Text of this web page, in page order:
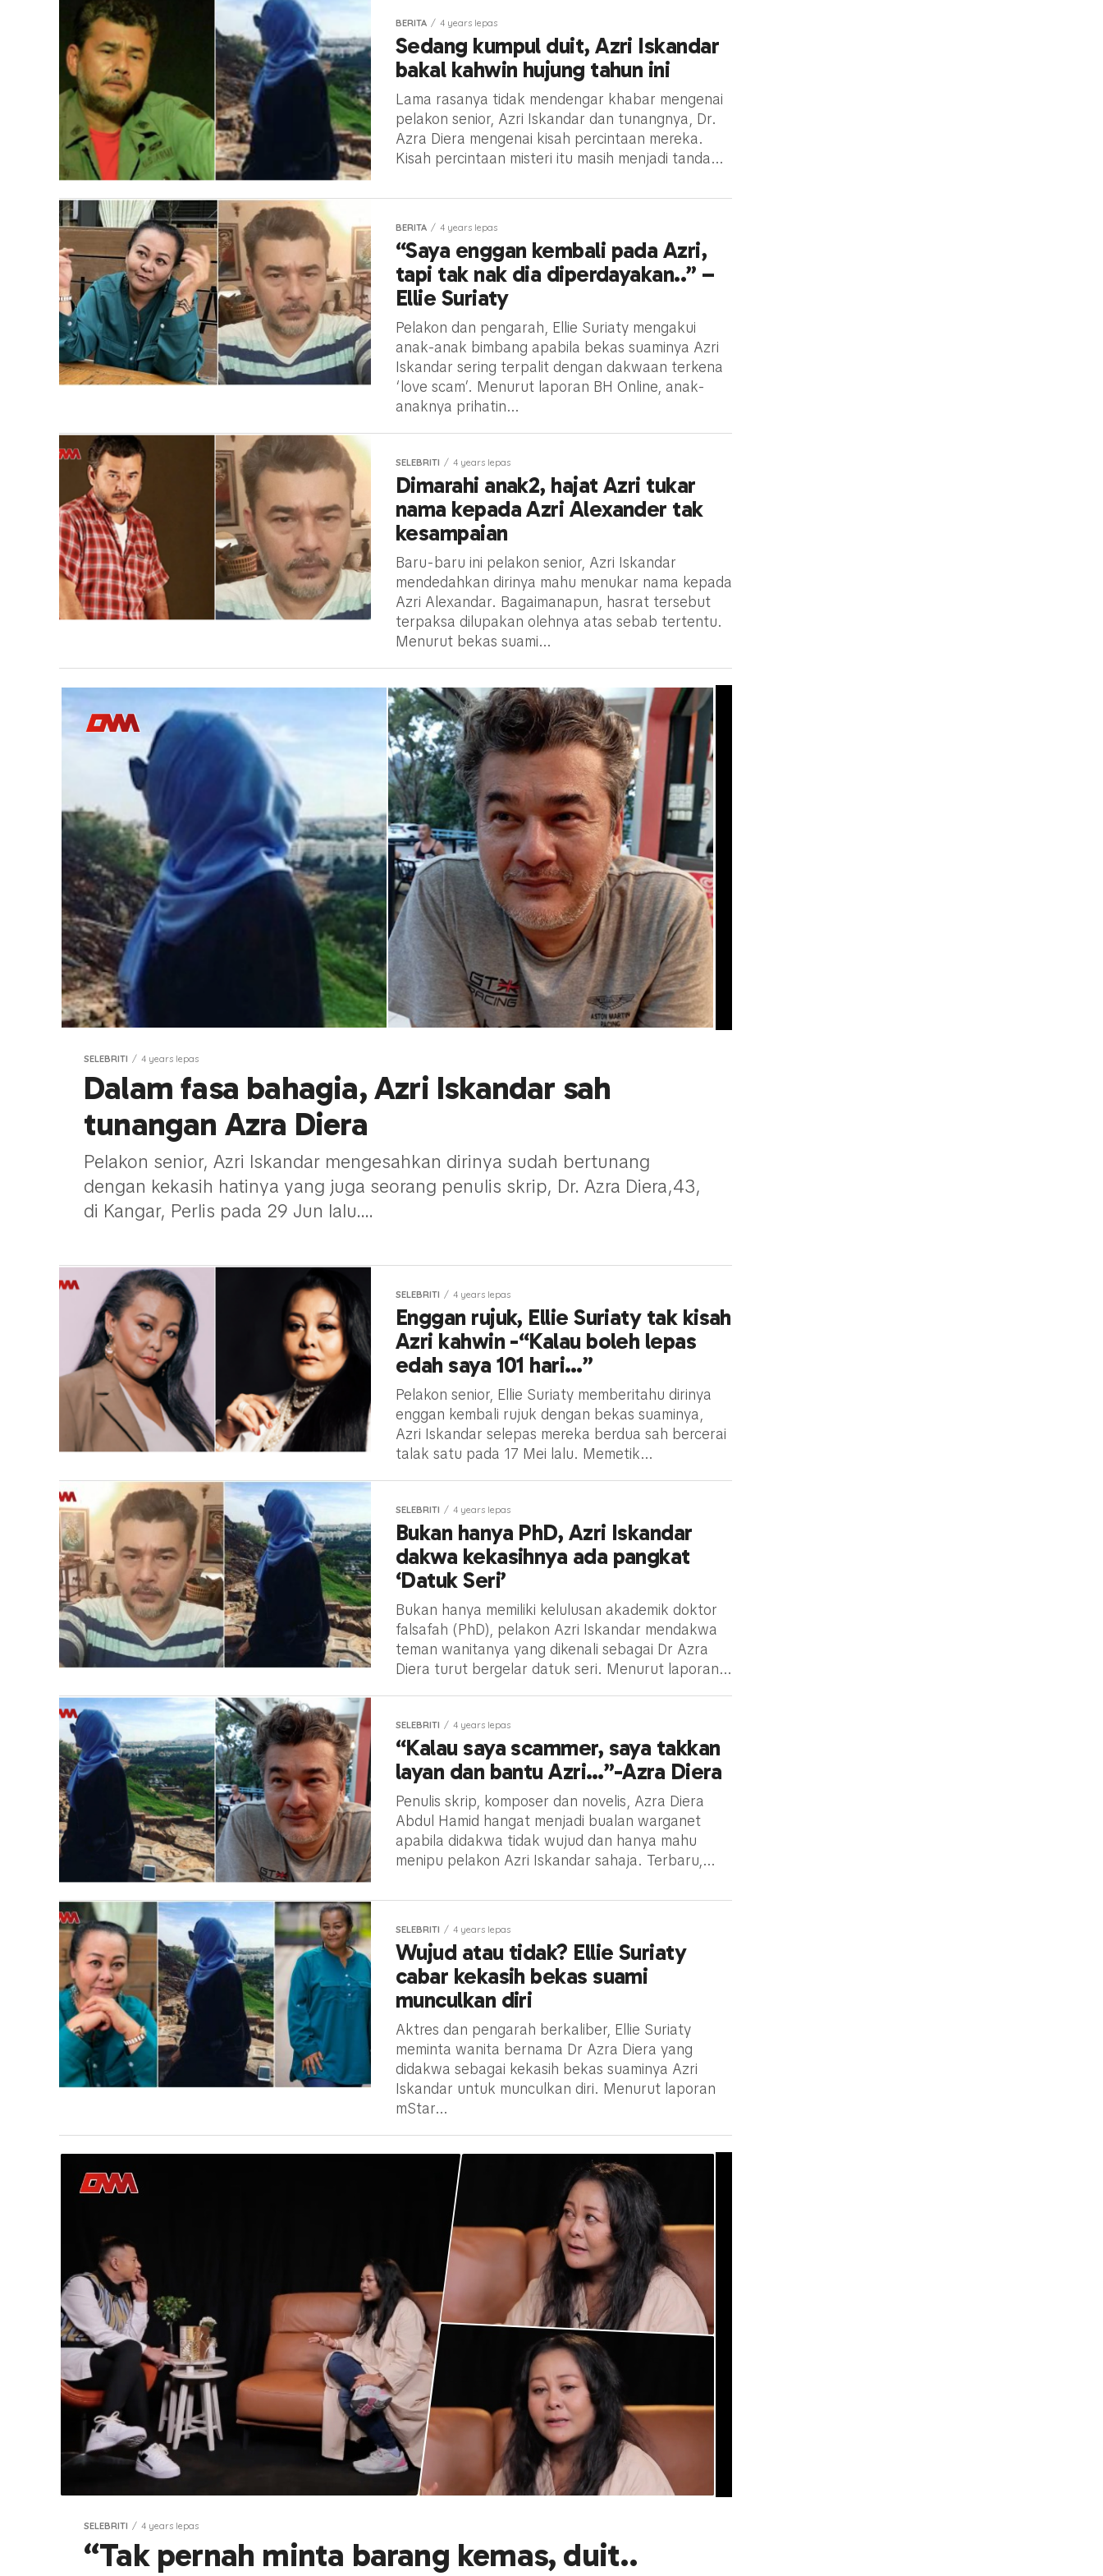
BERITA 4 years lepas
Sedang kumpul duit, Azri Iskandar
bakal kahwin hujung tahun ini
Lama rasanya tidak mendengar khabar mengenai
pelakon senior, Azri Iskandar dan tunangnya, Dr.
Azra Diera mengenai kisah percintaan mereka.
Kisah percintaan misteri itu masih menjadi tanda...
BERITA 4 years lepas
“Saya enggan kembali pada Azri,
tapi tak nak dia diperdayakan..” –
Ellie Suriaty
Pelakon dan pengarah, Ellie Suriaty mengakui
anak-anak bimbang apabila bekas suaminya Azri
Iskandar sering terpalit dengan dakwaan terkena
‘love scam’. Menurut laporan BH Online, anak-
anaknya prihatin...
SELEBRITI 4 years lepas
Dimarahi anak2, hajat Azri tukar
nama kepada Azri Alexander tak
kesampaian
Baru-baru ini pelakon senior, Azri Iskandar
mendedahkan dirinya mahu menukar nama kepada
Azri Alexandar. Bagaimanapun, hasrat tersebut
terpaksa dilupakan olehnya atas sebab tertentu.
Menurut bekas suami...
SELEBRITI 4 years lepas
Dalam fasa bahagia, Azri Iskandar sah
tunangan Azra Diera
Pelakon senior, Azri Iskandar mengesahkan dirinya sudah bertunang
dengan kekasih hatinya yang juga seorang penulis skrip, Dr. Azra Diera,43,
di Kangar, Perlis pada 29 Jun lalu....
SELEBRITI 4 years lepas
Enggan rujuk, Ellie Suriaty tak kisah
Azri kahwin -“Kalau boleh lepas
edah saya 101 hari…”
Pelakon senior, Ellie Suriaty memberitahu dirinya
enggan kembali rujuk dengan bekas suaminya,
Azri Iskandar selepas mereka berdua sah bercerai
talak satu pada 17 Mei lalu. Memetik...
SELEBRITI 4 years lepas
Bukan hanya PhD, Azri Iskandar
dakwa kekasihnya ada pangkat
‘Datuk Seri’
Bukan hanya memiliki kelulusan akademik doktor
falsafah (PhD), pelakon Azri Iskandar mendakwa
teman wanitanya yang dikenali sebagai Dr Azra
Diera turut bergelar datuk seri. Menurut laporan...
SELEBRITI 4 years lepas
“Kalau saya scammer, saya takkan
layan dan bantu Azri…”-Azra Diera
Penulis skrip, komposer dan novelis, Azra Diera
Abdul Hamid hangat menjadi bualan warganet
apabila didakwa tidak wujud dan hanya mahu
menipu pelakon Azri Iskandar sahaja. Terbaru,...
SELEBRITI 4 years lepas
Wujud atau tidak? Ellie Suriaty
cabar kekasih bekas suami
munculkan diri
Aktres dan pengarah berkaliber, Ellie Suriaty
meminta wanita bernama Dr Azra Diera yang
didakwa sebagai kekasih bekas suaminya Azri
Iskandar untuk munculkan diri. Menurut laporan
mStar...
SELEBRITI 4 years lepas
“Tak pernah minta barang kemas, duit..